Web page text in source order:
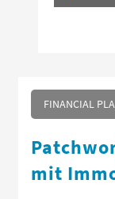
FINANCIAL
mit